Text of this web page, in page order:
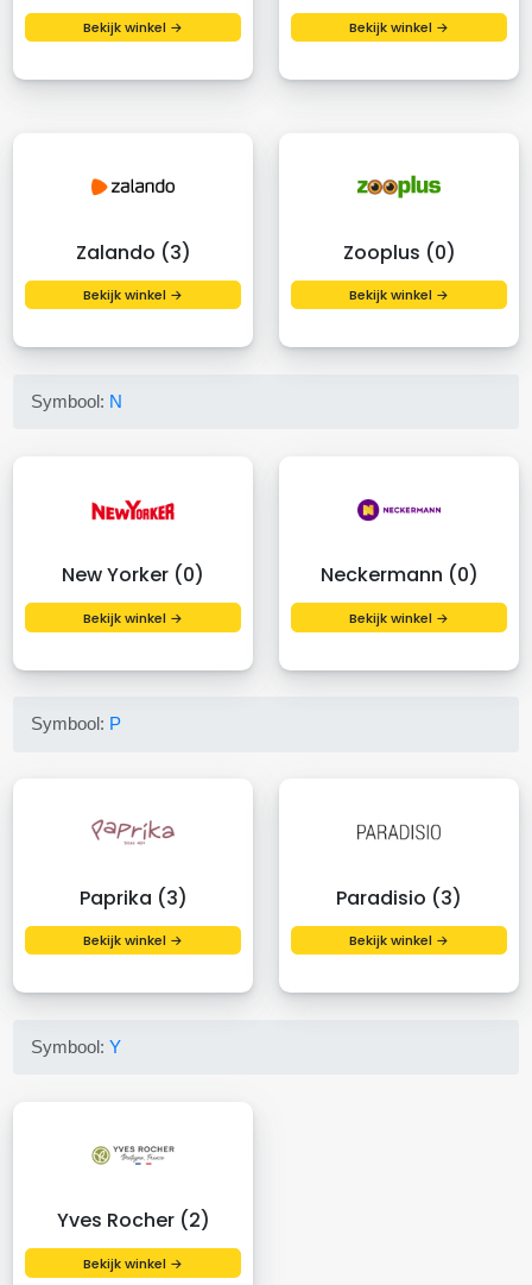
Bekijk winkel → Bekijk winkel →
Zalando (3)
Bekijk winkel →
Zooplus (0)
Bekijk winkel →
Symbool: N
New Yorker (0)
Bekijk winkel →
Neckermann (0)
Bekijk winkel →
Symbool: P
Paprika (3)
Bekijk winkel →
Paradisio (3)
Bekijk winkel →
Symbool:Y
Yves Rocher (2)
Bekijk winkel →